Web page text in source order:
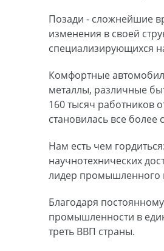
Позади - сложнейшие
изменения в своей
специализирующихся
Комфортные
металлы, различные
160 тысяч работников
становилась все
Нам есть чем
научнотехнических
лидер промышленного
Благодаря
промышленности в
треть ВВП страны.